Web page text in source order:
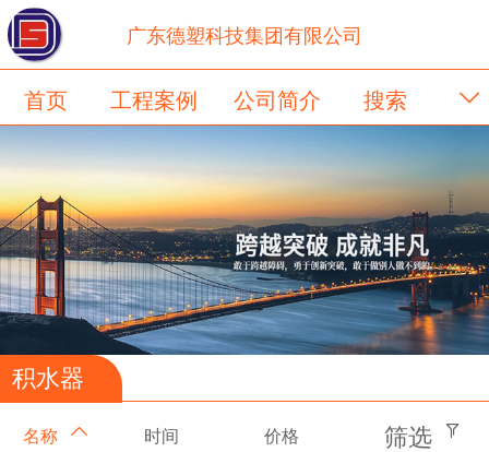
广东德塑科技集团有限公司
首页 工程案例 公司简介 搜索
积水器
名称 时间 价格 筛选